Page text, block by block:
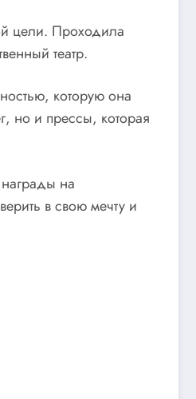
цели. Проходила
театр.
которую она
но и прессы, которая
на
в свою мечту и